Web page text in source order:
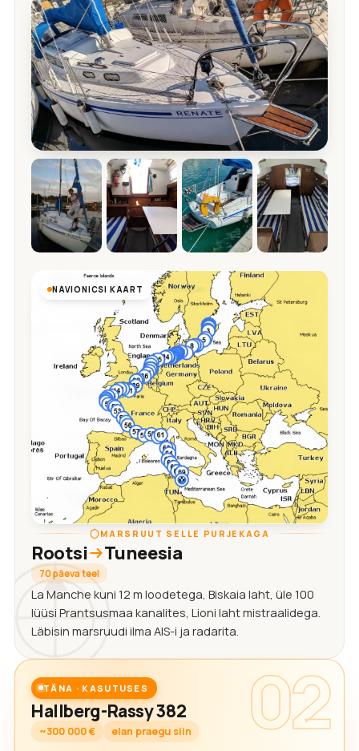
NAVIONICSI KAART
MARSRUUT SELLE PURJEKAGA
Rootsi Tuneesia
70 päeva teel
La Manche kuni 12 m loodetega, Biskaia laht, üle 100
lüüsi Prantsusmaa kanalites, Lioni laht mistraalidega.
Läbisin marsruudi ilma AIS-i ja radarita.
02
TÄNA · KASUTUSES
Hallberg-Rassy 382
~300 000 € elan praegu siin